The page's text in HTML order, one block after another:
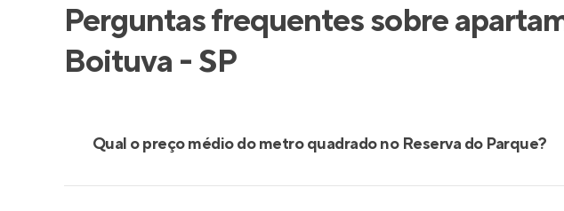
Perguntas frequentes sobre
Boituva - SP
Qual o preço médio do metro quadrado no Reserva do Parque?